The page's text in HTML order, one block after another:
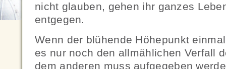
nicht glauben, gehen ihr ganzes
entgegen.
Wenn der blühende Höhepunkt
es nur noch den allmählichen Verfall
dem anderen muss aufgegeben